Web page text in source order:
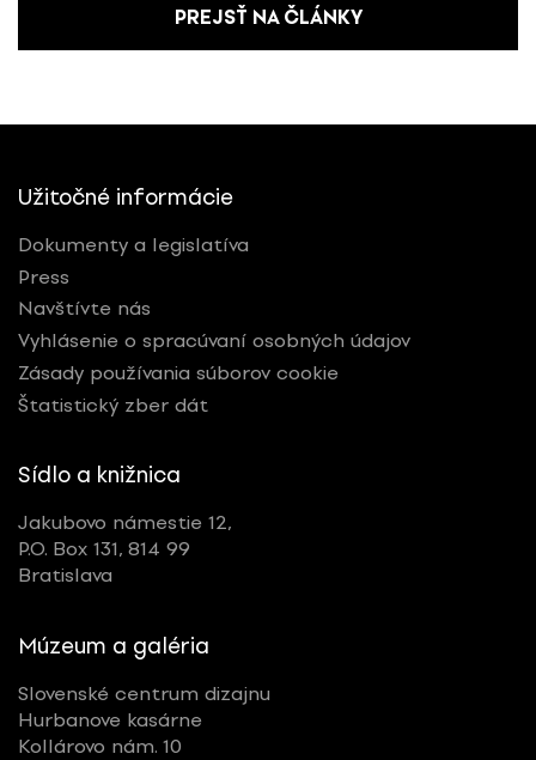
PREJSŤ NA ČLÁNKY
Užitočné informácie
Dokumenty a legislatíva
Press
Navštívte nás
Vyhlásenie o spracúvaní osobných údajov
Zásady používania súborov cookie
Štatistický zber dát
Sídlo a knižnica
Jakubovo námestie 12,
P.O. Box 131, 814 99
Bratislava
Múzeum a galéria
Slovenské centrum dizajnu
Hurbanove kasárne
Kollárovo nám. 10